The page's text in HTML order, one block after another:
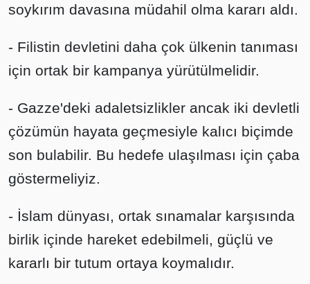
soykırım davasına müdahil olma kararı aldı.
- Filistin devletini daha çok ülkenin tanıması
için ortak bir kampanya yürütülmelidir.
- Gazze'deki adaletsizlikler ancak iki devletli
çözümün hayata geçmesiyle kalıcı biçimde
son bulabilir. Bu hedefe ulaşılması için çaba
göstermeliyiz.
- İslam dünyası, ortak sınamalar karşısında
birlik içinde hareket edebilmeli, güçlü ve
kararlı bir tutum ortaya koymalıdır.